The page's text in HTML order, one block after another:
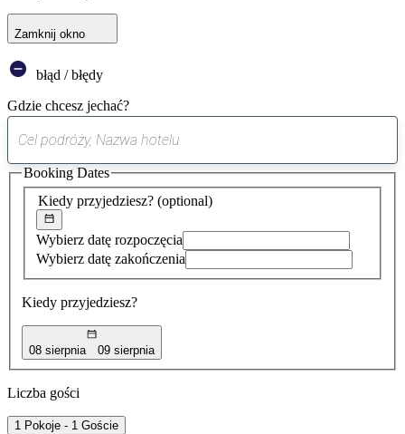
Zamknij okno
błąd / błędy
Gdzie chcesz jechać?
sugestia
została
znaleziona
Kiedy przyjedziesz? (optional)
Wybierz datę rozpoczęcia
Wybierz datę zakończenia
Kiedy przyjedziesz?
08 sierpnia 09 sierpnia
Booking Dates
Liczba gości
1 Pokoje - 1 Goście